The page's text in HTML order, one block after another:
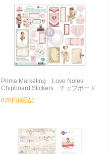
Prima Marketing Love Notes
Chipboard Stickers チップボード
820円(税込)